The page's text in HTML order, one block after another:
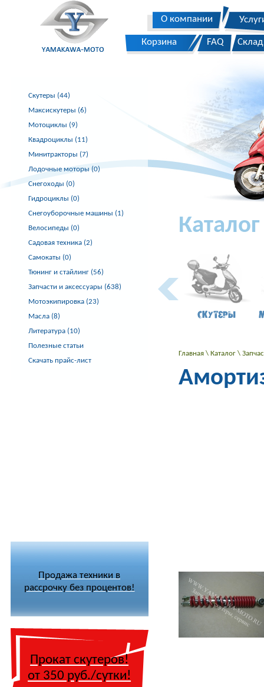
О компании
Корзина FAQ Склад
Скутеры (44)
Максискутеры (6)
Мотоциклы (9)
Квадроциклы (11)
Минитракторы (7)
Лодочные моторы (0)
Снегоходы (0)
Гидроциклы (0)
Снегоуборочные машины (1)
Велосипеды (0)
Садовая техника (2)
Самокаты (0)
Тюнинг и стайлинг (56)
Запчасти и аксессуары (638)
Мотоэкипировка (23)
Масла (8)
Литература (10)
Полезные статьи
Скачать прайс-лист
Продажа техники в
рассрочку без процентов!
Прокат скутеров!
от 350 руб./сутки!
Каталог
Скутеры
Главная\Каталог\